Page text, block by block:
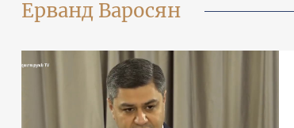
Ерванд Варосян